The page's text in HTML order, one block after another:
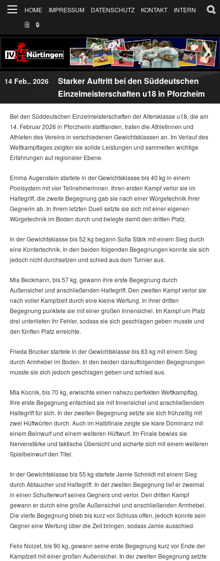
HOME IMPRESSUM DATENSCHUTZ KONTAKT
INTERN
🗒
🔒︎
14 Feb.. 2026
Starker Auftritt bei den Süddeutschen
Einzelmeisterschaften u18 in Pforzheim
Bei den Süddeutschen Einzelmeisterschaften der Altersklasse u18, die am
14. Februar 2026 in Pforzheim stattfanden, traten die Athletinnen und
Athleten des Vereins in verschiedenen Gewichtsklassen an. Im Verlauf des
Wettkampftages zeigten sie solide Leistungen und sammelten wichtige
Erfahrungen auf regionaler Ebene.
Emma Augenstein startete in der Gewichtsklasse bis 40 kg in einem
Poolsystem mit vier Teilnehmerinnen. Ihren ersten Kampf verlor sie im
Haltegriff, die zweite Begegnung gab sie nach einer Würgetechnik ihrer
Gegnerin ab. In ihrem letzten Duell setzte sie sich mit einer eigenen
Würgetechnik im Boden durch und belegte damit den dritten Platz.
In der Gewichtsklasse bis 52 kg begann Sofia Stärk mit einem Sieg durch
eine Kontertechnik. In den beiden folgenden Begegnungen konnte sie sich
jedoch nicht durchsetzen und schied aus dem Turnier aus.
Mia Beckmann, bis 57 kg, gewann ihre erste Begegnung durch
Außensichel und anschließenden Haltegriff. Den zweiten Kampf verlor sie
nach voller Kampfzeit durch eine kleine Wertung. In ihrer dritten
Begegnung punktete sie mit einer großen Innensichel. Im Kampf um Platz
drei unterliefen ihr Fehler, sodass sie sich geschlagen geben musste und
den fünften Platz erreichte.
Frieda Brucker startete in der Gewichtsklasse bis 63 kg mit einem Sieg
durch Armhebel im Boden. In den beiden darauffolgenden Begegnungen
musste sie sich jedoch geschlagen geben und schied aus.
Mia Kocnik, bis 70 kg, erwischte einen nahezu perfekten Wettkampftag.
Ihre erste Begegnung entschied sie mit Innensichel und anschließendem
Haltegriff für sich. In der zweiten Begegnung setzte sie sich frühzeitig mit
zwei Hüftwürfen durch. Auch im Halbfinale zeigte sie klare Dominanz mit
einem Beinwurf und einem weiteren Hüftwurf. Im Finale bewies sie
Nervenstärke und taktische Übersicht und sicherte sich mit einem weiteren
Spielbeinwurf den Titel.
In der Gewichtsklasse bis 55 kg startete Jamie Schmidt mit einem Sieg
durch Abtaucher und Haltegriff. In der zweiten Begegnung lief er zweimal
in einen Schulterwurf seines Gegners und verlor. Den dritten Kampf
gewann er durch eine große Außensichel und anschließenden Armhebel.
Die vierte Begegnung blieb bis kurz vor Schluss offen, jedoch konnte sein
Gegner eine Wertung über die Zeit bringen, sodass Jamie ausschied.
Felix Noizet, bis 90 kg, gewann seine erste Begegnung kurz vor Ende der
Kampfzeit mit einer großen Außensichel. In der zweiten Begegnung setzte